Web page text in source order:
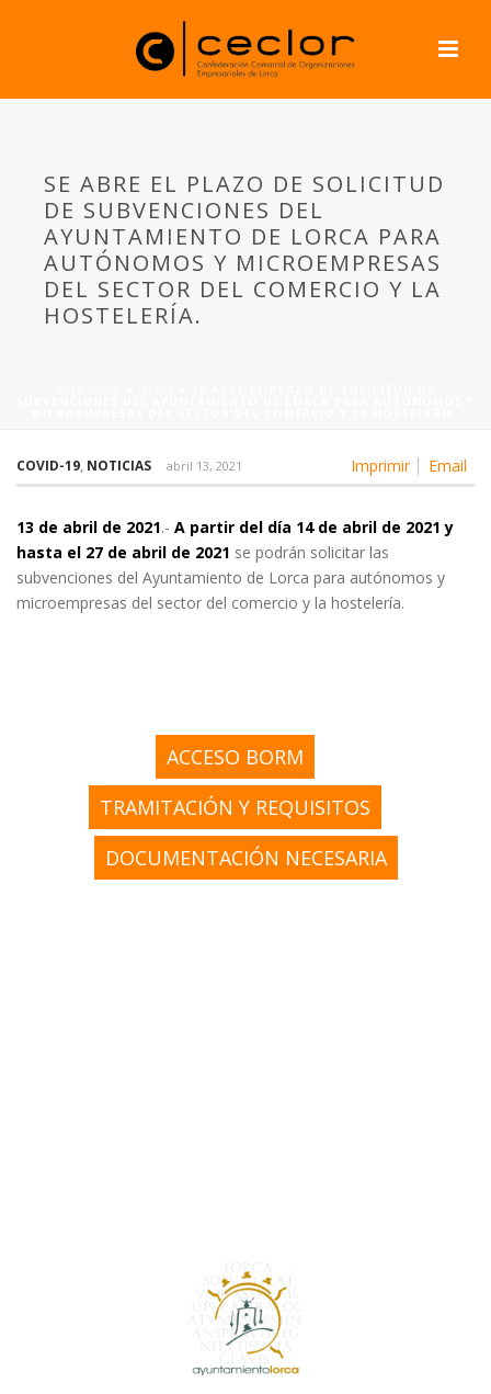
SE ABRE EL PLAZO DE SOLICITUD
DE SUBVENCIONES DEL
AYUNTAMIENTO DE LORCA PARA
AUTÓNOMOS Y MICROEMPRESAS
DEL SECTOR DEL COMERCIO Y LA
HOSTELERÍA.
Imprimir Email
COVID-19, NOTICIAS abril 13, 2021
13 de abril de 2021.- A partir del día 14 de abril de 2021 y
hasta el 27 de abril de 2021 se podrán solicitar las
subvenciones del Ayuntamiento de Lorca para autónomos y
microempresas del sector del comercio y la hostelería.
ACCESO BORM
TRAMITACIÓN Y REQUISITOS
DOCUMENTACIÓN NECESARIA